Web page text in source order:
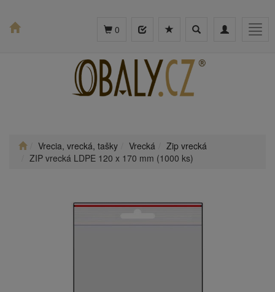
Toggle
Toggle
0
Vrecia, vrecká, tašky Vrecká
Zip vrecká
ZIP vrecká LDPE 120 x 170 mm (1000 ks)